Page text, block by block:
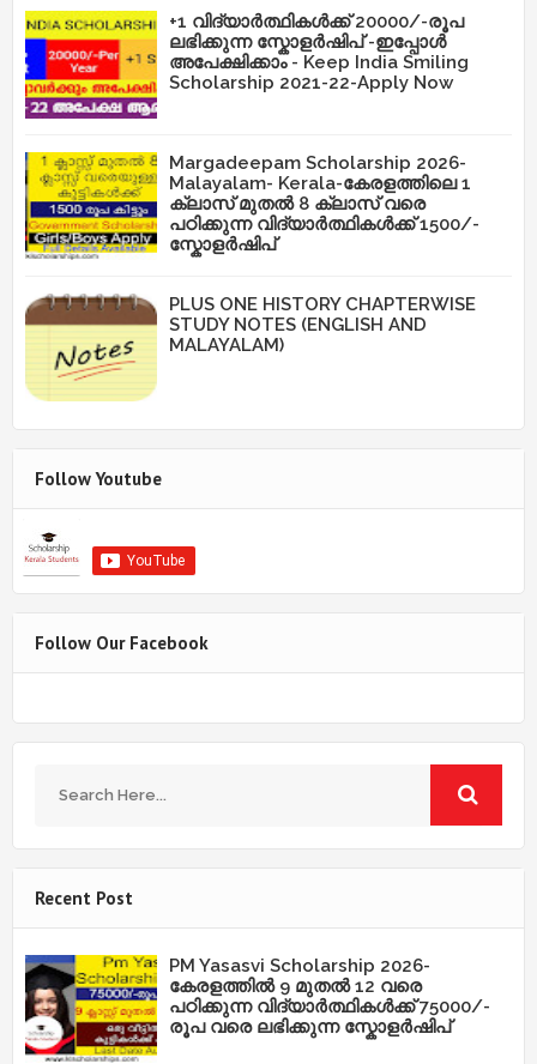
+1 വിദ്യാർത്ഥികൾക്ക് 20000/-രൂപ
ലഭിക്കുന്ന സ്കോളർഷിപ് -ഇപ്പോൾ
അപേക്ഷിക്കാം - Keep India Smiling
Scholarship 2021-22-Apply Now
Margadeepam Scholarship 2026-
Malayalam- Kerala-കേരളത്തിലെ 1
ക്ലാസ് മുതൽ 8 ക്ലാസ് വരെ
പഠിക്കുന്ന വിദ്യാർത്ഥികൾക്ക് 1500/-
സ്കോളർഷിപ്
PLUS ONE HISTORY CHAPTERWISE
STUDY NOTES (ENGLISH AND
MALAYALAM)
Follow Youtube
Follow Our Facebook
Recent Post
PM Yasasvi Scholarship 2026-
കേരളത്തിൽ 9 മുതൽ 12 വരെ
പഠിക്കുന്ന വിദ്യാർത്ഥികൾക്ക് 75000/-
രൂപ വരെ ലഭിക്കുന്ന സ്കോളർഷിപ്